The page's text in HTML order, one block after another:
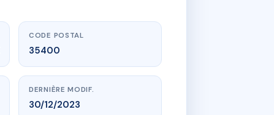
CODE POSTAL
35400
DERNIÈRE MODIF.
30/12/2023